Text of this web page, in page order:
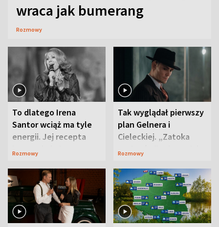
wraca jak bumerang
Rozmowy
To dlatego Irena
Santor wciąż ma tyle
energii. Jej recepta
jest zaskakująco
Rozmowy
Tak wyglądał pierwszy
plan Gelnera i
Cieleckiej. „Zatoka
szpiegów” od razu ich
Rozmowy